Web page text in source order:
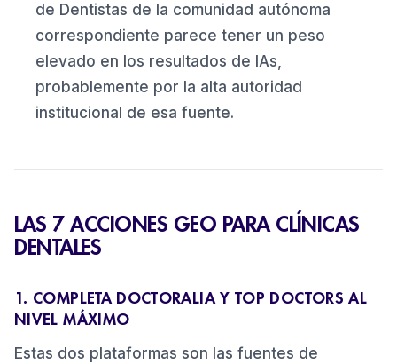
de Dentistas de la comunidad autónoma
correspondiente parece tener un peso
elevado en los resultados de IAs,
probablemente por la alta autoridad
institucional de esa fuente.
LAS 7 ACCIONES GEO PARA CLÍNICAS
DENTALES
1. COMPLETA DOCTORALIA Y TOP DOCTORS AL
NIVEL MÁXIMO
Estas dos plataformas son las fuentes de